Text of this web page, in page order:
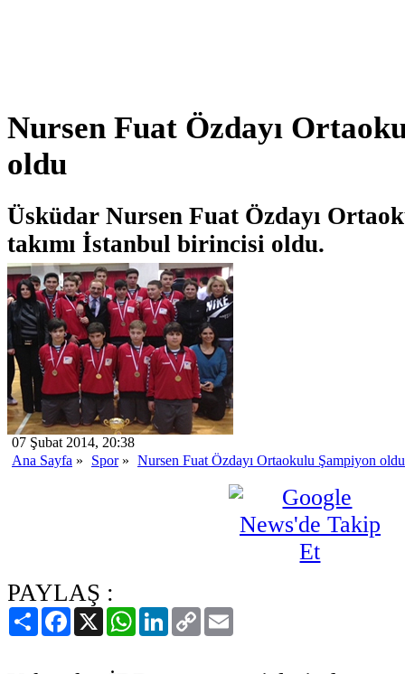
Nursen Fuat Özdayı
oldu
Üsküdar Nursen Fuat Özdayı
takımı İstanbul birincisi oldu.
07 Şubat 2014, 20:38
Ana Sayfa » Spor» Nursen Fuat Özdayı Ortaokulu Şampiyon oldu
PAYLAŞ :
PaylaşFacebook
X WhatsAppLinkedIn
Copy
Link